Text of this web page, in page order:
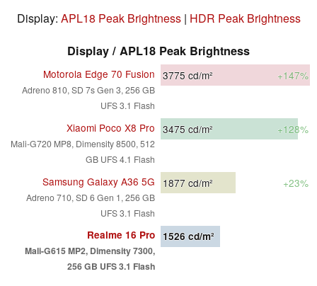
Display: APL18 Peak Brightness| HDR Peak Brightness
Display / APL18 Peak Brightness
Motorola Edge 70 Fusion
Adreno 810, SD 7s Gen 3, 256 GB
UFS 3.1 Flash
3775 cd/m² +147%
Xiaomi Poco X8 Pro
Mali-G720 MP8, Dimensity 8500, 512
GB UFS 4.1 Flash
3475 cd/m² +128%
Samsung Galaxy A36 5G
Adreno 710, SD 6 Gen 1, 256 GB
UFS 3.1 Flash
1877 cd/m² +23%
Realme 16 Pro
Mali-G615 MP2, Dimensity 7300,
256 GB UFS 3.1 Flash
1526 cd/m²